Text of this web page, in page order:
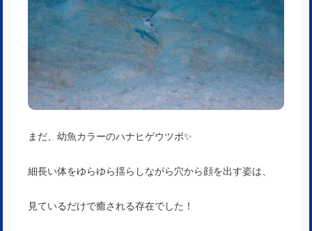
まだ、幼魚カラーのハナヒゲウツボ✨
細長い体をゆらゆら揺らしながら穴から顔を出す姿は、
見ているだけで癒される存在でした！